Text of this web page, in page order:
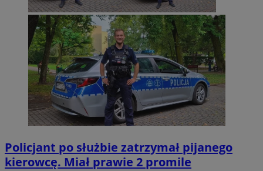
Policjant po służbie zatrzymał pijanego
kierowcę. Miał prawie 2 promile